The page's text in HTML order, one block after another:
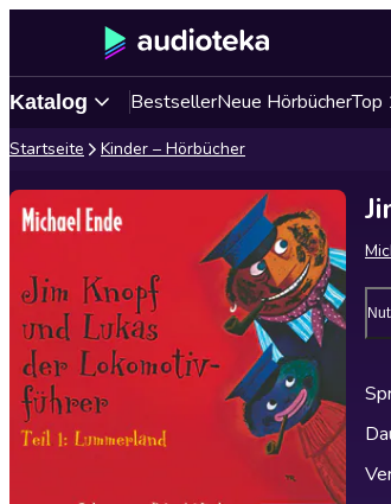
Katalog BestsellerNeue HörbücherTop
Startseite Kinder – Hörbücher